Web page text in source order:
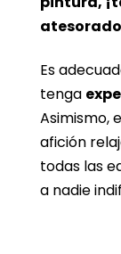
Es
tenga
Asimismo,
afición
todas las
a nadie